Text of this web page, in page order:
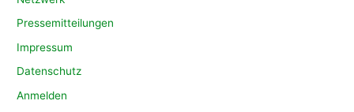
Pressemitteilungen
Impressum
Datenschutz
Anmelden